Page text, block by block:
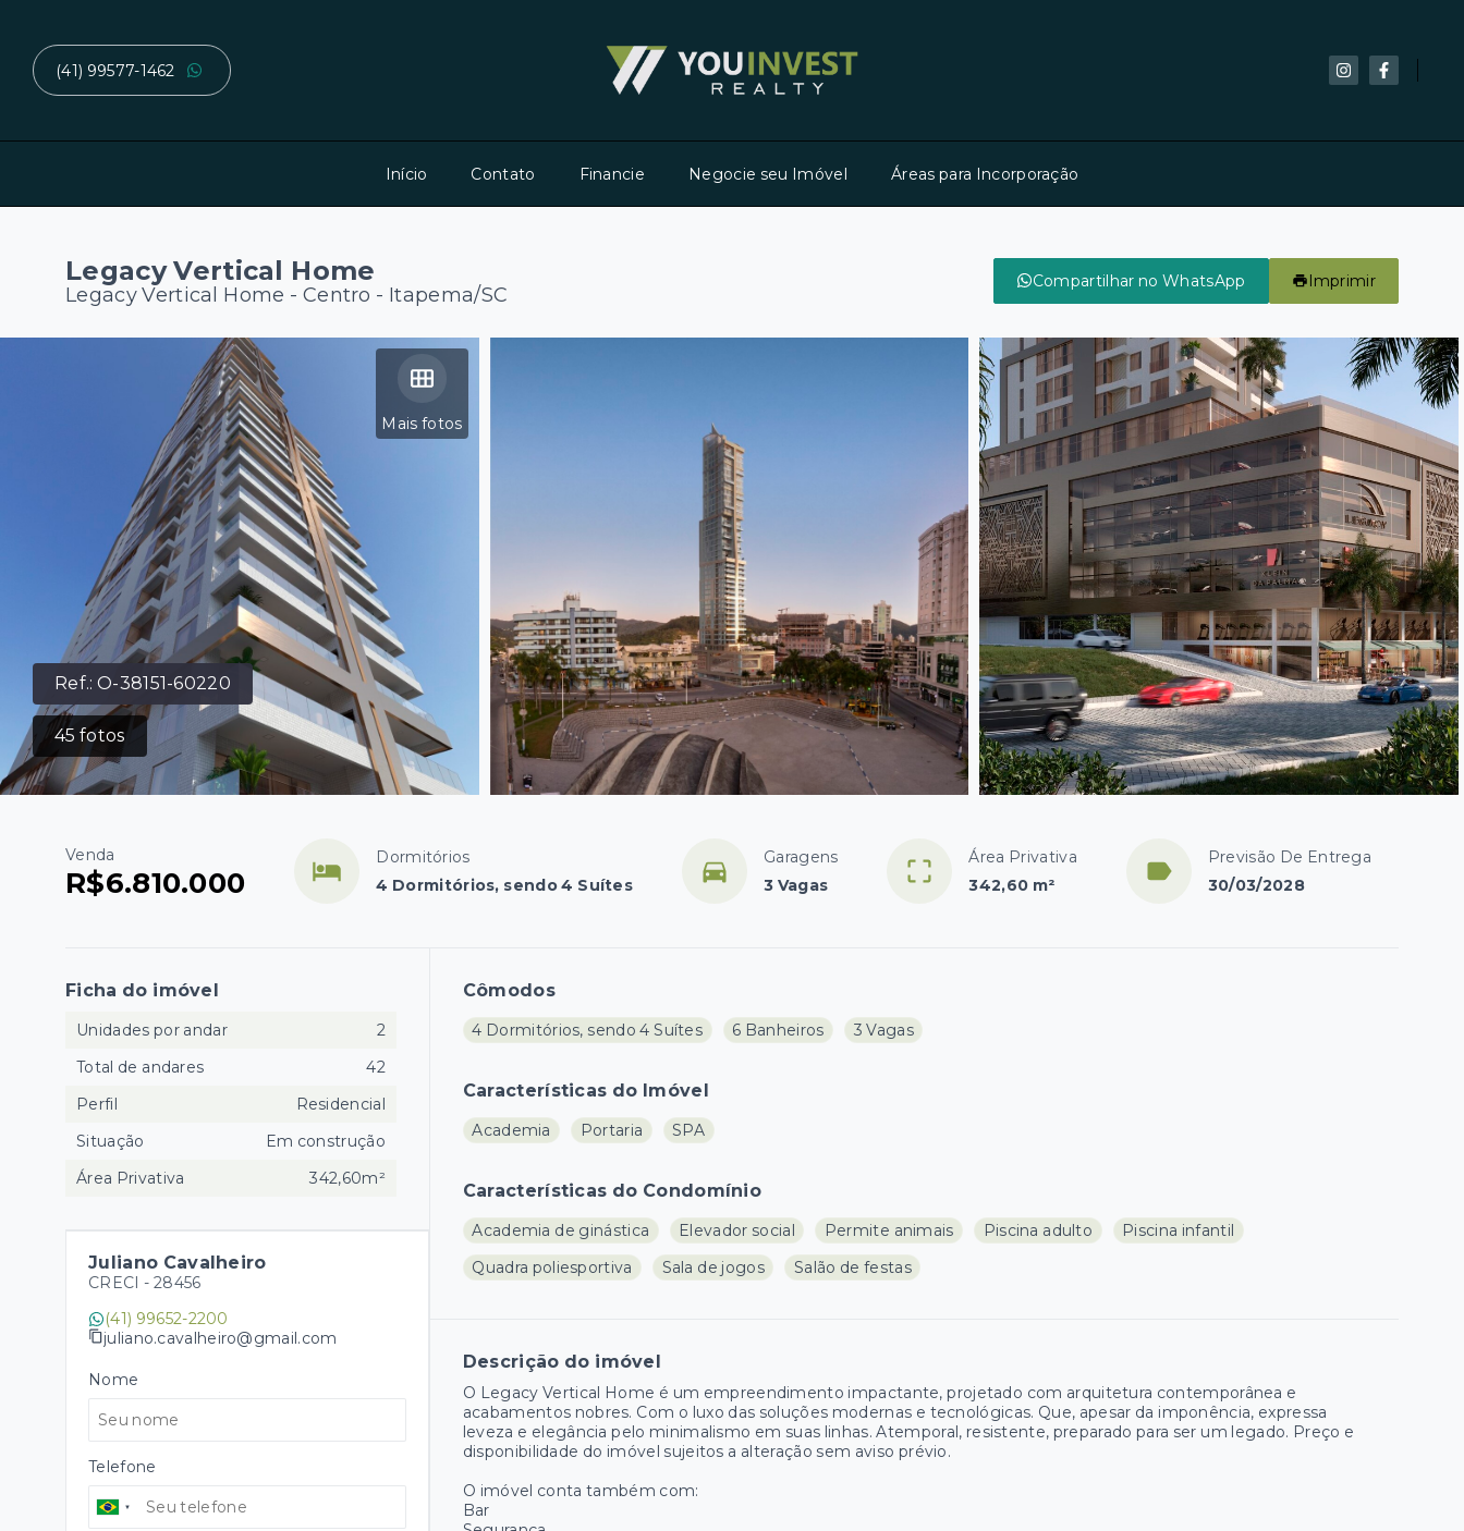
(41) 99577-1462
Início Contato Financie Negocie seu Imóvel Áreas para Incorporação
Legacy Vertical Home
Legacy Vertical Home - Centro - Itapema/SC
Compartilhar no WhatsApp Imprimir
Ref.:O-38151-60220
45 fotos
Mais fotos
Venda
R$6.810.000
Dormitórios
4 Dormitórios, sendo 4 Suítes
Garagens
3 Vagas
Área Privativa
342,60 m²
Previsão De Entrega
30/03/2028
Cômodos
4 Dormitórios, sendo 4 Suítes 6 Banheiros 3 Vagas
Características do Imóvel
Academia Portaria SPA
Características do Condomínio
Academia de ginástica Elevador social Permite animais Piscina adulto
Piscina infantil
Quadra poliesportiva
Sala de jogos Salão de festas
Descrição do imóvel
O Legacy Vertical Home é um empreendimento impactante, projetado com arquitetura contemporânea e
acabamentos nobres. Com o luxo das soluções modernas e tecnológicas. Que, apesar da imponência, expressa
leveza e elegância pelo minimalismo em suas linhas. Atemporal, resistente, preparado para ser um legado. Preço e
disponibilidade do imóvel sujeitos a alteração sem aviso prévio.
O imóvel conta também com:
Bar
Ficha do imóvel
Unidades por andar
2
Total de andares
42
Perfil
Residencial
Situação
Em construção
Área Privativa
342,60m²
Juliano Cavalheiro
CRECI - 28456
(41) 99652-2200
juliano.cavalheiro@gmail.com
Nome
Telefone